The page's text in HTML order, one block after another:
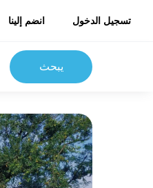
انضم إلينا تسجيل الدخول
يبحث